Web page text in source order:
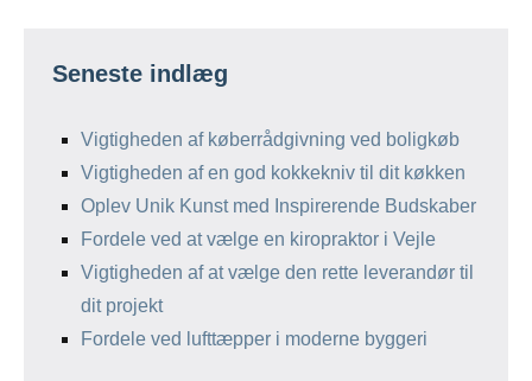
Seneste indlæg
Vigtigheden af køberrådgivning ved boligkøb
Vigtigheden af en god kokkekniv til dit køkken
Oplev Unik Kunst med Inspirerende Budskaber
Fordele ved at vælge en kiropraktor i Vejle
Vigtigheden af at vælge den rette leverandør til
dit projekt
Fordele ved lufttæpper i moderne byggeri